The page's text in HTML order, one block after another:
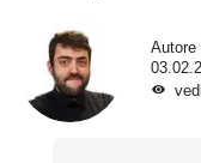
Autore